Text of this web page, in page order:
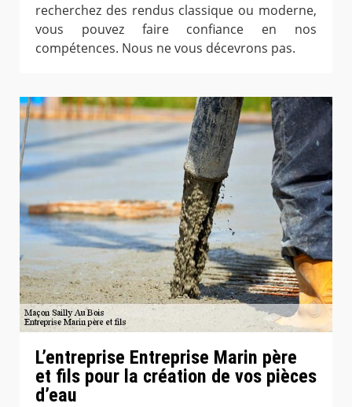
recherchez des rendus classique ou moderne,
vous pouvez faire confiance en nos
compétences. Nous ne vous décevrons pas.
L’entreprise Entreprise Marin père
et fils pour la création de vos pièces
d’eau